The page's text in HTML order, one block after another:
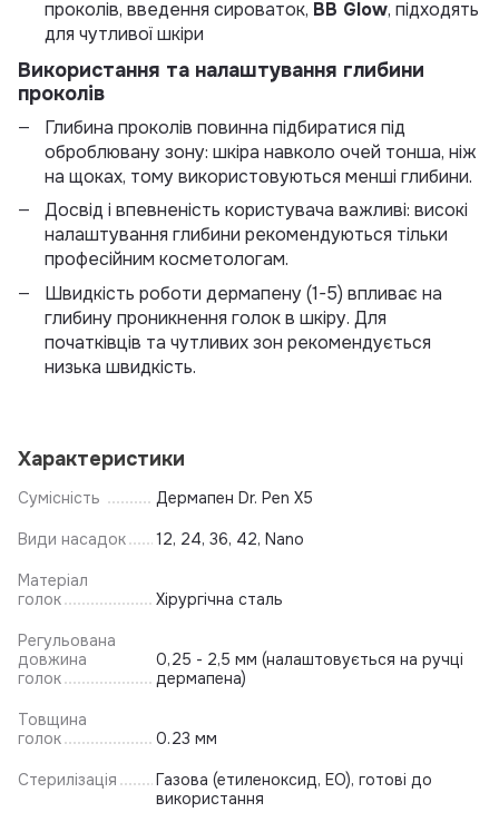
проколів, введення сироваток, BB Glow, підходять
для чутливої шкіри
Використання та налаштування глибини
проколів
Глибина проколів повинна підбиратися під
оброблювану зону: шкіра навколо очей тонша, ніж
на щоках, тому використовуються менші глибини.
Досвід і впевненість користувача важливі: високі
налаштування глибини рекомендуються тільки
професійним косметологам.
Швидкість роботи дермапену (1-5) впливає на
глибину проникнення голок в шкіру. Для
початківців та чутливих зон рекомендується
низька швидкість.
Характеристики
Сумісність Дермапен Dr. Pen X5
Види насадок 12, 24, 36, 42, Nano
Матеріал
голок
Хірургічна сталь
Регульована
довжина
голок
0,25 - 2,5 мм (налаштовується на ручці
дермапена)
Товщина
голок
0.23 мм
Стерилізація
Газова (етиленоксид, EO), готові до
використання